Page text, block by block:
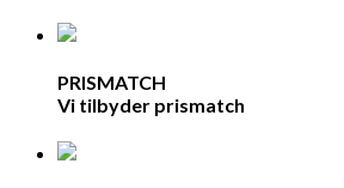
PRISMATCH
Vi tilbyder prismatch